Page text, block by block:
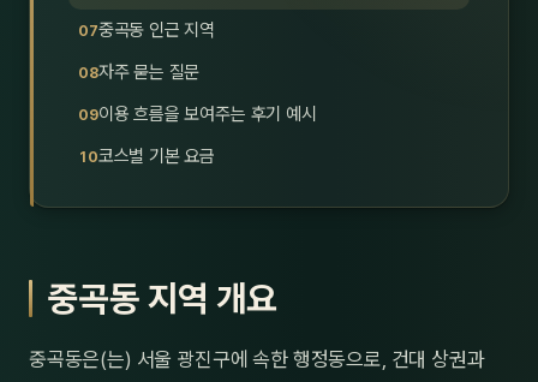
울산
24
중곡동 인근 지역
자주 묻는 질문
이용 흐름을 보여주는 후기 예시
코스별 기본 요금
중곡동 지역 개요
중곡동은(는) 서울 광진구에 속한 행정동으로, 건대 상권과